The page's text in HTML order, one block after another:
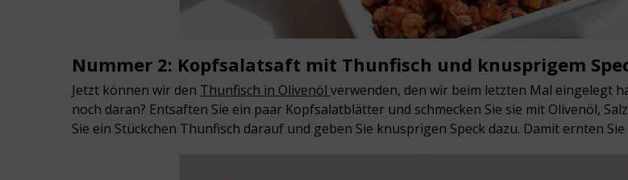
Nummer 2: Kopfsalatsaft mit Thunfisch und knusprigem
Jetzt können wir den Thunfisch in Olivenöl verwenden, den wir beim letzten Mal eingelegt
noch daran? Entsaften Sie ein paar Kopfsalatblätter und schmecken Sie sie mit Olivenöl,
Sie ein Stückchen Thunfisch darauf und geben Sie knusprigen Speck dazu. Damit ernten